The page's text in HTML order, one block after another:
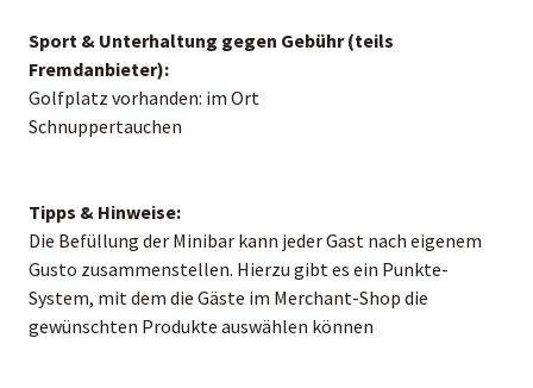
Sport & Unterhaltung gegen Gebühr (teils
Fremdanbieter):
Golfplatz vorhanden: im Ort
Schnuppertauchen
Tipps & Hinweise:
Die Befüllung der Minibar kann jeder Gast nach eigenem
Gusto zusammenstellen. Hierzu gibt es ein Punkte-
System, mit dem die Gäste im Merchant-Shop die
gewünschten Produkte auswählen können